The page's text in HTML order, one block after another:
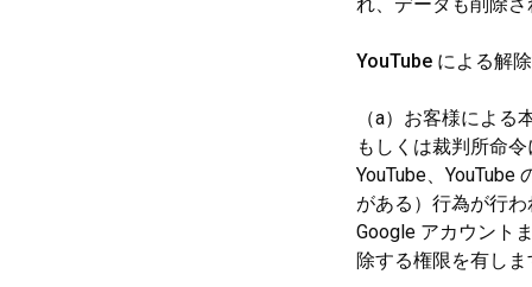
YouTube による解
（a）お客様によ
もしくは裁判所命
YouTube、
がある）行為が行
Google アカウント
除する権限を有しま